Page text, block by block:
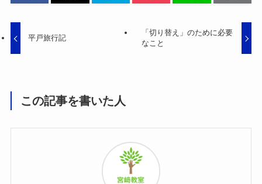
平戸旅行記
「切り替え」のために必要
なこと
この記事を書いた人